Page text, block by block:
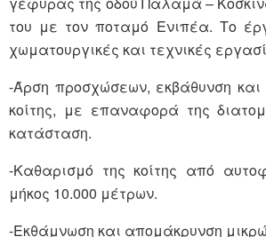
του με τον ποταμό Ενιπέα. Το
χωματουργικές και τεχνικές
-Άρση προσχώσεων, εκβάθυνση και
κοίτης, με επαναφορά της
κατάσταση.
-Καθαρισμό της κοίτης από
μήκος 10.000 μέτρων.
-Εκθάμνωση και απομάκρυνση